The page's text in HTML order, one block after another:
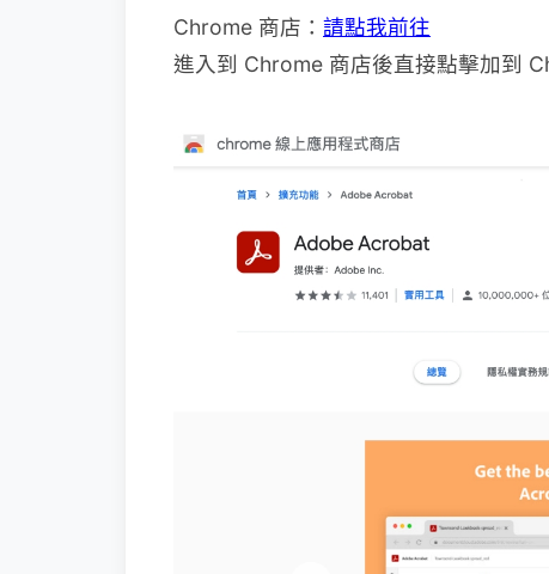
Chrome 商店： 請點我前往
進入到 Chrome 商店後直接點擊加到